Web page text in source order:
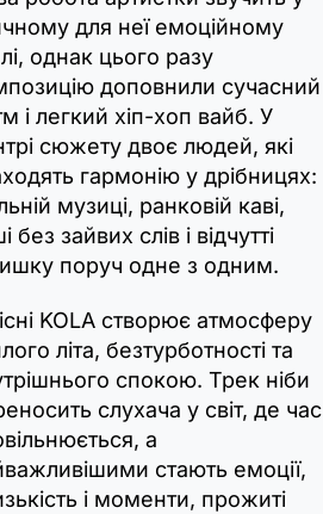
для неї емоційному
однак цього разу
доповнили сучасний
і легкий хіп-хоп вайб. У
сюжету двоє людей, які
гармонію у дрібницях:
музиці, ранковій каві,
без зайвих слів і відчутті
поруч одне з одним.
KOLA створює атмосферу
літа, безтурботності та
спокою. Трек ніби
слухача у світ, де час
а
стають емоції,
і моменти, прожиті